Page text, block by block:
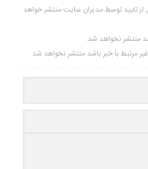
تایید توسط مدیران سایت منتشر خواهد
منتشر نخواهد شد.
غیر مرتبط با خبر باشد منتشر نخواهد شد.